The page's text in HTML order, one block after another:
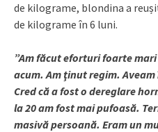
de kilograme, blondina a
de kilograme în 6 luni.
”Am făcut eforturi foarte
acum. Am ţinut regim.
Cred că a fost o dereglare
la 20 am fost mai pufoasă.
masivă persoană. Eram un